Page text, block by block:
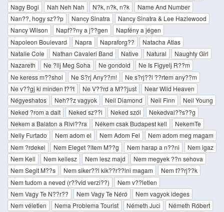
Nagy Bogi
Nah Neh Nah N?k, n?k, n?k
Name And Number
Nan??, hogy sz??p
Nancy Sinatra
Nancy Sinatra & Lee Hazlewood
Nancy Wilson
Napf??ny a j??gen
Napfény a jégen
Napoleon Boulevard
Napra Napraforg??
Natacha Atlas
Natalie Cole
Nathan Cavaleri Band Native Natural
Naughty Girl
Nazareth
Ne ?llj Meg Soha Ne gondold
Ne Is Figyelj R??m
Ne keress m??shol
Ne S?­rj Any??m!
Ne s?­rj??l ??rtem any??m
Ne v??gj ki minden f??t
Ne V??rd a M??just
Near Wild Heaven
Négyeshatos
Neh??z vagyok Neil Diamond Neil Finn
Neil Young
Neked ?­rom a dalt
Neked sz??l Neked szól
Nekedval??s??g
Nekem a Balaton a Rivi??ra
Nékem csak Budapest kell
NekemTe
Nelly Furtado
Nem adom el Nem Adom Fel
Nem adom meg magam
Nem ?rdekel
Nem Eleget ?ltem M??g Nem harap a n??ni
Nem igaz
Nem Kell
Nem kellesz Nem lesz majd
Nem megyek ??n sehova
Nem Segit M??s
Nem siker??l kik??r??lni magam
Nem t??rj??k
Nem tudom a neved (r??vid verzi??)
Nem v??letlen
Nem Vagy Te N??r??
Nem Vagy Te Néró
Nem vagyok ideges
Nem véletlen
Nema Problema Tourist Németh Juci
Németh Róbert